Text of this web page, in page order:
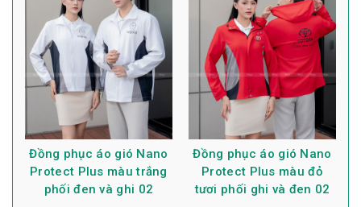
Đồng phục áo gió Nano
Protect Plus màu trắng
phối đen và ghi 02
Đồng phục áo gió Nano
Protect Plus màu đỏ
tươi phối ghi và đen 02